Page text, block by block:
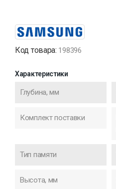
Код товара: 198396
Характеристики
Глубина, мм
Комплект поставки
Тип памяти
Высота, мм